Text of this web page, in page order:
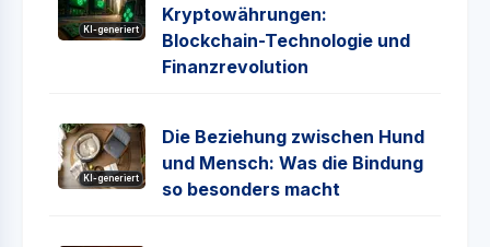
KI-generiert
Kryptowährungen:
Blockchain-Technologie und
Finanzrevolution
KI-generiert
Die Beziehung zwischen Hund
und Mensch: Was die Bindung
so besonders macht